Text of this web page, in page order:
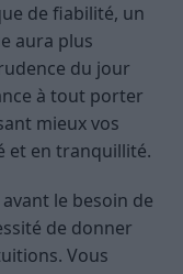
de fiabilité, un
aura plus
du jour
à tout porter
mieux vos
et en tranquillité.
le besoin de
de donner
Vous